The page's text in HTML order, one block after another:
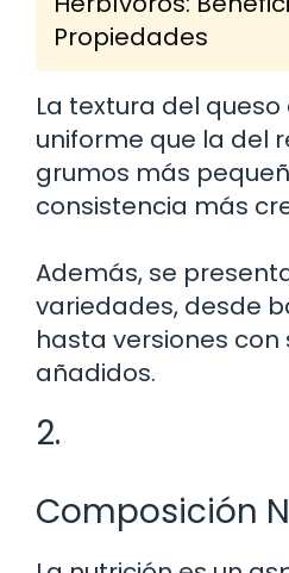
Propiedades
La textura del
uniforme que la del
grumos más
consistencia más
Además, se
variedades, desde
hasta versiones con
añadidos.
2.
Composición